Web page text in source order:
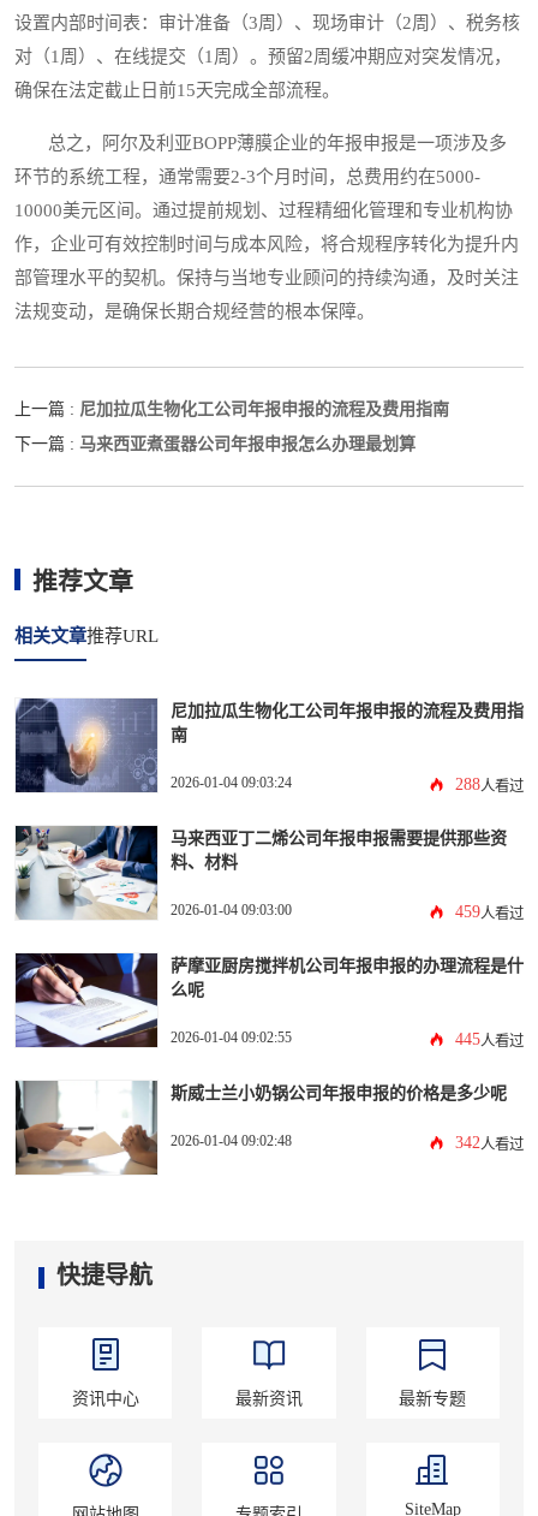
设置内部时间表：审计准备（3周）、现场审计（2周）、税务核
对（1周）、在线提交（1周）。预留2周缓冲期应对突发情况，
确保在法定截止日前15天完成全部流程。
总之，阿尔及利亚BOPP薄膜企业的年报申报是一项涉及多
环节的系统工程，通常需要2-3个月时间，总费用约在5000-
10000美元区间。通过提前规划、过程精细化管理和专业机构协
作，企业可有效控制时间与成本风险，将合规程序转化为提升内
部管理水平的契机。保持与当地专业顾问的持续沟通，及时关注
法规变动，是确保长期合规经营的根本保障。
上一篇 : 尼加拉瓜生物化工公司年报申报的流程及费用指南
下一篇 : 马来西亚煮蛋器公司年报申报怎么办理最划算
推荐文章
相关文章推荐URL
尼加拉瓜生物化工公司年报申报的流程及费用指
南
2026-01-04 09:03:24 288人看过
马来西亚丁二烯公司年报申报需要提供那些资
料、材料
2026-01-04 09:03:00 459人看过
萨摩亚厨房搅拌机公司年报申报的办理流程是什
么呢
2026-01-04 09:02:55 445人看过
斯威士兰小奶锅公司年报申报的价格是多少呢
2026-01-04 09:02:48 342 人看过
快捷导航
资讯中心 最新资讯 最新专题
SiteMap